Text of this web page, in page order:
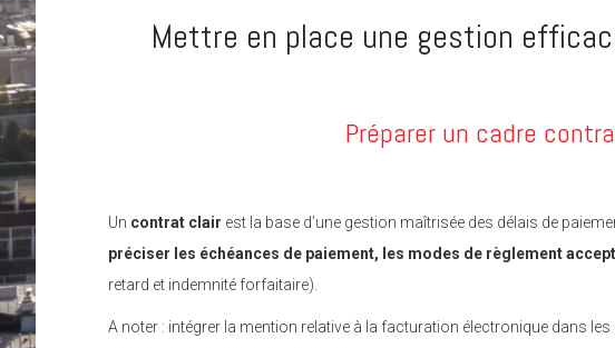
Mettre en place une gestion
Préparer un cadre
Un contrat clair est la base d’une gestion maîtrisée des délais de
préciser les échéances de paiement, les modes de règlement
retard et indemnité forfaitaire).
A noter : intégrer la mention relative à la facturation électronique dans